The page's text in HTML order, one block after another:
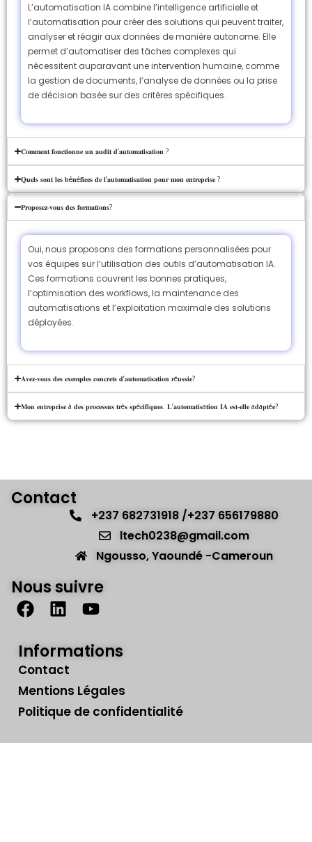
L’automatisation IA combine l’intelligence artificielle et
l’automatisation pour créer des solutions qui peuvent traiter,
analyser et réagir aux données de manière autonome. Elle
permet d’automatiser des tâches complexes qui
nécessitent auparavant une intervention humaine, comme
la gestion de documents, l’analyse de données ou la prise
de décision basée sur des critères spécifiques.
𝐂𝐨𝐦𝐦𝐞𝐧𝐭 𝐟𝐨𝐧𝐜𝐭𝐢𝐨𝐧𝐧𝐞 𝐮𝐧 𝐚𝐮𝐝𝐢𝐭 𝐝’𝐚𝐮𝐭𝐨𝐦𝐚𝐭𝐢𝐬𝐚𝐭𝐢𝐨𝐧 ?
𝐐𝐮𝐞𝐥𝐬 𝐬𝐨𝐧𝐭 𝐥𝐞𝐬 𝐛é𝐧é𝐟𝐢𝐜𝐞𝐬 𝐝𝐞 𝐥’𝐚𝐮𝐭𝐨𝐦𝐚𝐭𝐢𝐬𝐚𝐭𝐢𝐨𝐧 𝐩𝐨𝐮𝐫 𝐦𝐨𝐧 𝐞𝐧𝐭𝐫𝐞𝐩𝐫𝐢𝐬𝐞 ?
𝐏𝐫𝐨𝐩𝐨𝐬𝐞𝐳-𝐯𝐨𝐮𝐬 𝐝𝐞𝐬 𝐟𝐨𝐫𝐦𝐚𝐭𝐢𝐨𝐧𝐬?
Oui, nous proposons des formations personnalisées pour
vos équipes sur l’utilisation des outils d’automatisation IA.
Ces formations couvrent les bonnes pratiques,
l’optimisation des workflows, la maintenance des
automatisations et l’exploitation maximale des solutions
déployées.
𝐀𝐯𝐞𝐳-𝐯𝐨𝐮𝐬 𝐝𝐞𝐬 𝐞𝐱𝐞𝐦𝐩𝐥𝐞𝐬 𝐜𝐨𝐧𝐜𝐫𝐞𝐭𝐬 𝐝’𝐚𝐮𝐭𝐨𝐦𝐚𝐭𝐢𝐬𝐚𝐭𝐢𝐨𝐧 𝐫é𝐮𝐬𝐬𝐢𝐞?
𝐌𝐨𝐧 𝐞𝐧𝐭𝐫𝐞𝐩𝐫𝐢𝐬𝐞 à 𝐝𝐞𝐬 𝐩𝐫𝐨𝐜𝐞𝐬𝐬𝐮𝐬 𝐭𝐫è𝐬 𝐬𝐩é𝐜𝐢𝐟𝐢𝐪𝐮𝐞𝐬. 𝐋’𝐚𝐮𝐭𝐨𝐦𝐚𝐭𝐢𝐬a𝐭𝐢𝐨𝐧 𝐈𝐀 𝐞𝐬𝐭-𝐞𝐥𝐥𝐞 a𝐝a𝐩𝐭é𝐞?
Contact
+237 682731918 /+237 656179880
ltech0238@gmail.com
Ngousso, Yaoundé -Cameroun
Nous suivre
Informations
Contact
Mentions Légales
Politique de confidentialité